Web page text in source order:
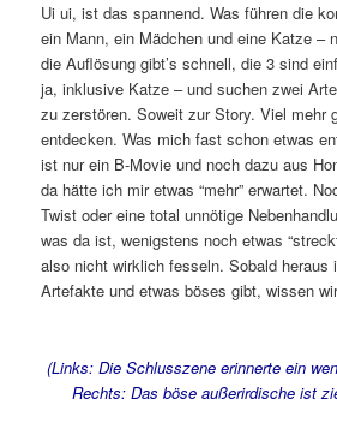
Ui ui, ist das spannend. Was führen die
ein Mann, ein Mädchen und eine Katze –
die Auflösung gibt’s schnell, die 3 sind
ja, inklusive Katze – und suchen zwei
zu zerstören. Soweit zur Story. Viel mehr
entdecken. Was mich fast schon etwas
ist nur ein B-Movie und noch dazu aus
da hätte ich mir etwas “mehr” erwartet.
Twist oder eine total unnötige
was da ist, wenigstens noch etwas
also nicht wirklich fesseln. Sobald
Artefakte und etwas böses gibt, wissen
(Links: Die Schlusszene erinnerte ein
Rechts: Das böse außerirdische ist